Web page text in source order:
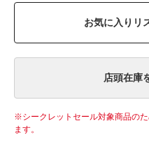
お気に入りリ
店頭在庫
シークレットセール対象商品の
ます。